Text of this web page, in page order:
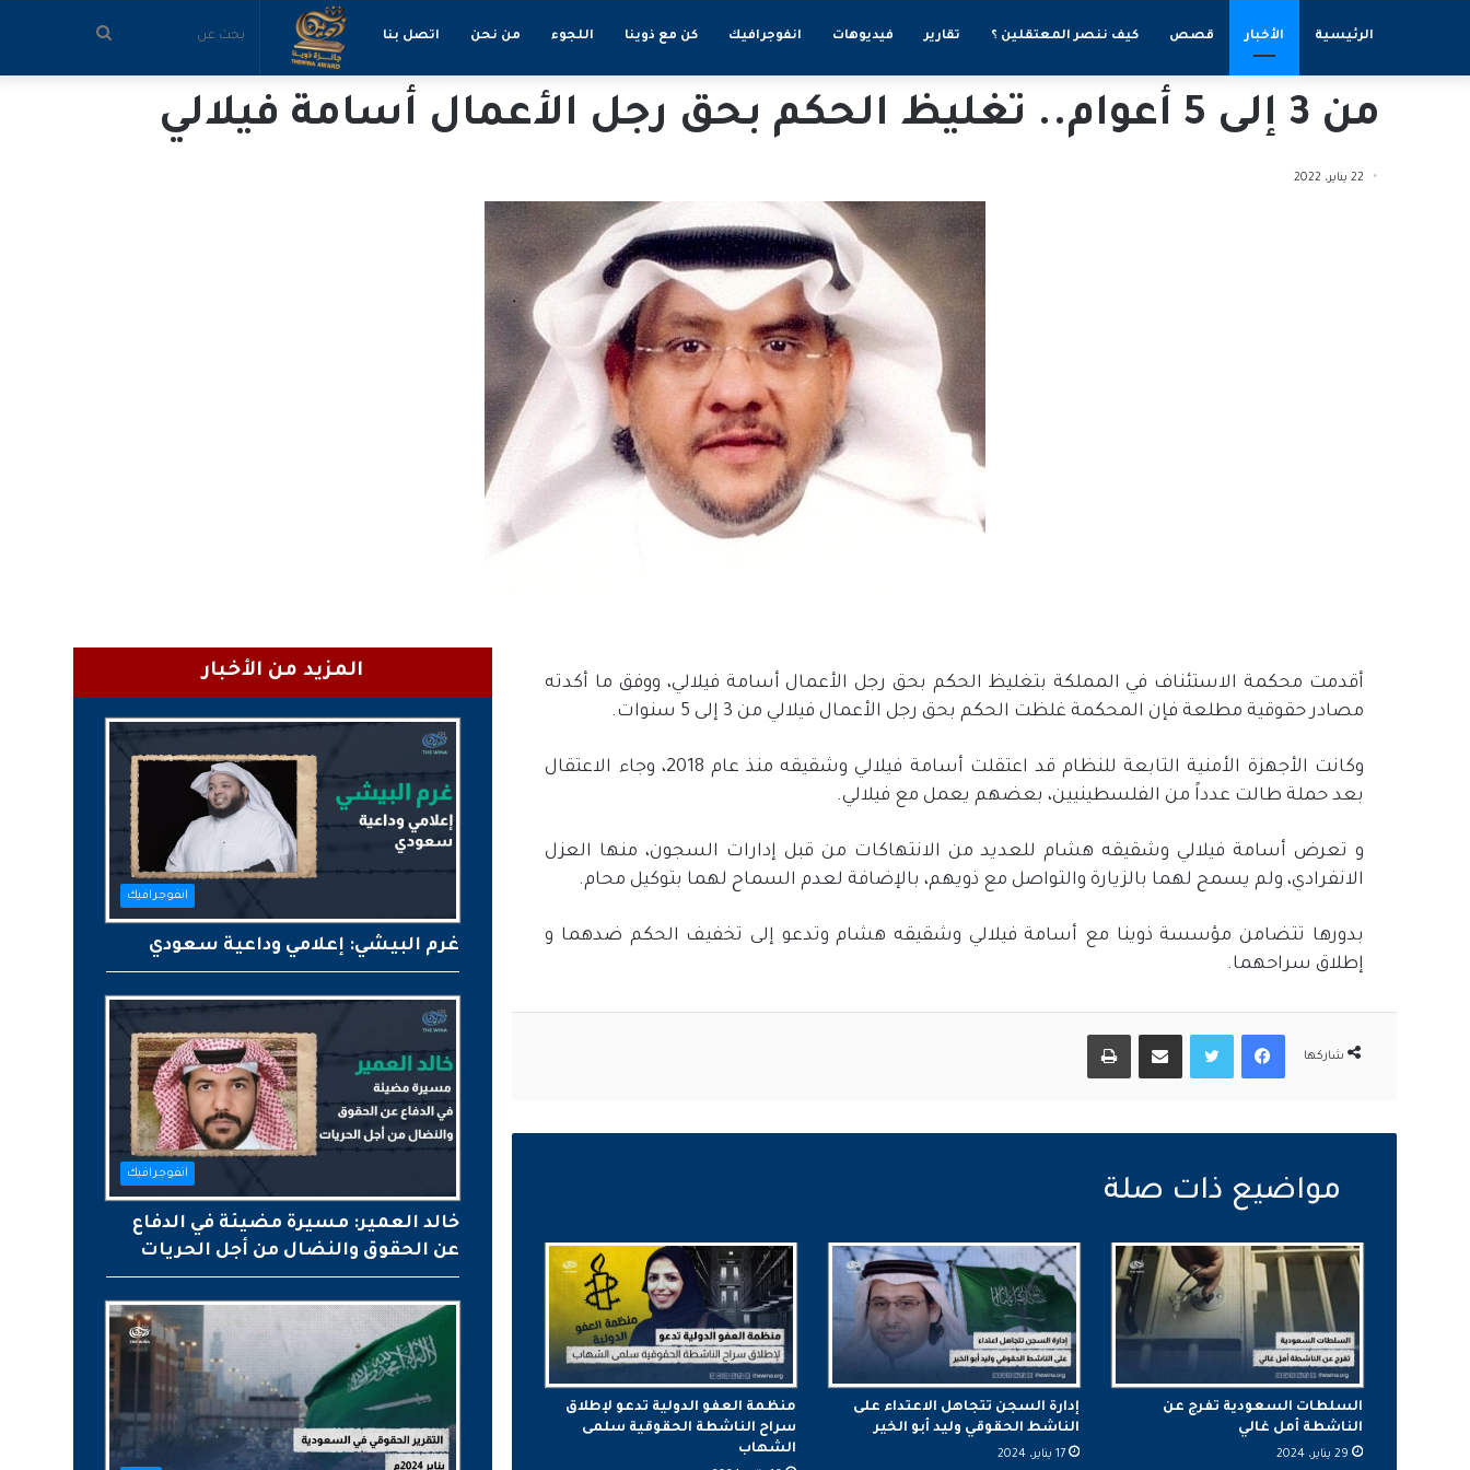
الرئيسية الأخبار قصص كيف ننصر المعتقلين ؟ تقارير فيديوهات انفوجرافيك كن مع ذوينا اللجوء من نحن اتصل بنا بحث
من 3 إلى 5 أعوام.. تغليظ الحكم بحق رجل الأعمال أسامة فيلالي
22 يناير، 2022
أقدمت محكمة الاستئناف في المملكة بتغليظ الحكم بحق رجل الأعمال أسامة فيلالي، ووفق ما أكدته
مصادر حقوقية مطلعة فإن المحكمة غلظت الحكم بحق رجل الأعمال فيلالي من 3 إلى 5 سنوات.
وكانت الأجهزة الأمنية التابعة للنظام قد اعتقلت أسامة فيلالي وشقيقه منذ عام 2018، وجاء الاعتقال
بعد حملة طالت عدداً من الفلسطينيين، بعضهم يعمل مع فيلالي.
و تعرض أسامة فيلالي وشقيقه هشام للعديد من الانتهاكات من قبل إدارات السجون، منها العزل
الانفرادي، ولم يسمح لهما بالزيارة والتواصل مع ذويهم، بالإضافة لعدم السماح لهما بتوكيل محام.
بدورها تتضامن مؤسسة ذوينا مع أسامة فيلالي وشقيقه هشام وتدعو إلى تخفيف الحكم ضدهما و
إطلاق سراحهما.
شاركها
فيسبوكتويتر مشاركة عبر البريد طباعة
السلطات السعودية تفرج عن
الناشطة أمل غالي
29 يناير، 2024
إدارة السجن تتجاهل الاعتداء على
الناشط الحقوقي وليد أبو الخير
17 يناير، 2024
منظمة العفو الدولية تدعو لإطلاق
سراح الناشطة الحقوقية سلمى
الشهاب
المزيد من الأخبار
انفوجرافيك
غرم البيشي: إعلامي وداعية سعودي
انفوجرافيك
خالد العمير: مسيرة مضيئة في الدفاع
عن الحقوق والنضال من أجل الحريات